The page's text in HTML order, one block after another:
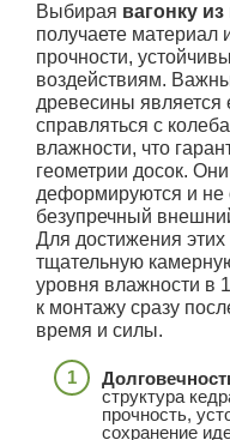
Выбирая вагонку
получаете материал
прочности,
воздействиям.
древесины является
справляться с
влажности, что
геометрии досок.
деформируются и не
безупречный
Для достижения этих
тщательную
уровня влажности в
к монтажу сразу
время и силы.
структура
прочность,
сохранение